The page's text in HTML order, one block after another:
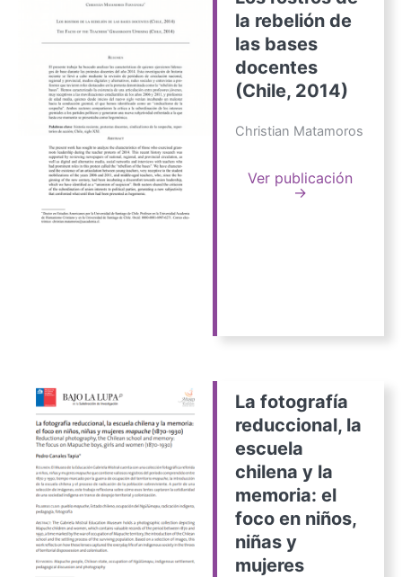
la rebelión de
las bases
docentes
(Chile, 2014)
Christian Matamoros
Ver publicación
→
La fotografía
reduccional, la
escuela
chilena y la
memoria: el
foco en niños,
niñas y
mujeres